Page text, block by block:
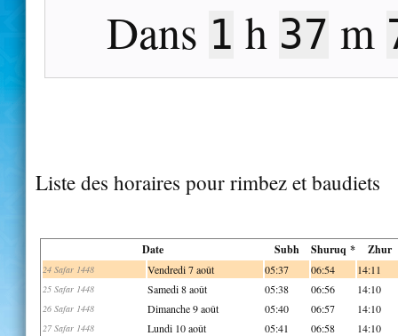
Dans 1 h 37 m
Liste des horaires pour rimbez et baudiets
Date Subh Shuruq * Zhur
24 Safar 1448 Vendredi 7 août 05:37 06:54 14:11
25 Safar 1448 Samedi 8 août 05:38 06:56 14:10
26 Safar 1448 Dimanche 9 août 05:40 06:57 14:10
27 Safar 1448 Lundi 10 août 05:41 06:58 14:10